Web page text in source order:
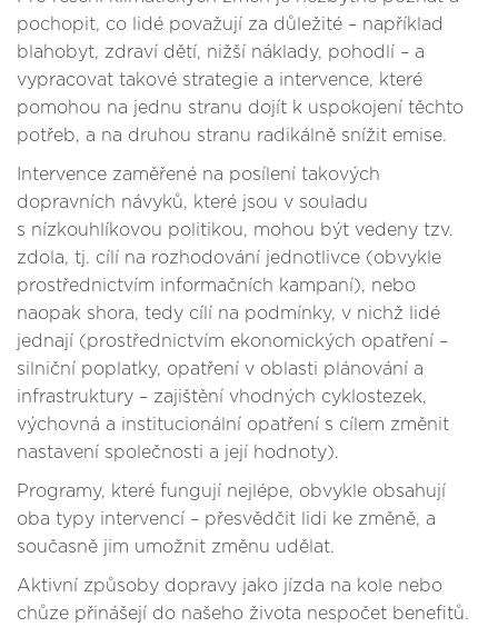
pochopit, co lidé považují za důležité – například
blahobyt, zdraví dětí, nižší náklady, pohodlí – a
vypracovat takové strategie a intervence, které
pomohou na jednu stranu dojít k uspokojení těchto
potřeb, a na druhou stranu radikálně snížit emise.
Intervence zaměřené na posílení takových
dopravních návyků, které jsou v souladu
s nízkouhlíkovou politikou, mohou být vedeny tzv.
zdola, tj. cílí na rozhodování jednotlivce (obvykle
prostřednictvím informačních kampaní), nebo
naopak shora, tedy cílí na podmínky, v nichž lidé
jednají (prostřednictvím ekonomických opatření –
silniční poplatky, opatření v oblasti plánování a
infrastruktury – zajištění vhodných cyklostezek,
výchovná a institucionální opatření s cílem změnit
nastavení společnosti a její hodnoty).
Programy, které fungují nejlépe, obvykle obsahují
oba typy intervencí – přesvědčit lidi ke změně, a
současně jim umožnit změnu udělat.
Aktivní způsoby dopravy jako jízda na kole nebo
chůze přinášejí do našeho života nespočet benefitů.